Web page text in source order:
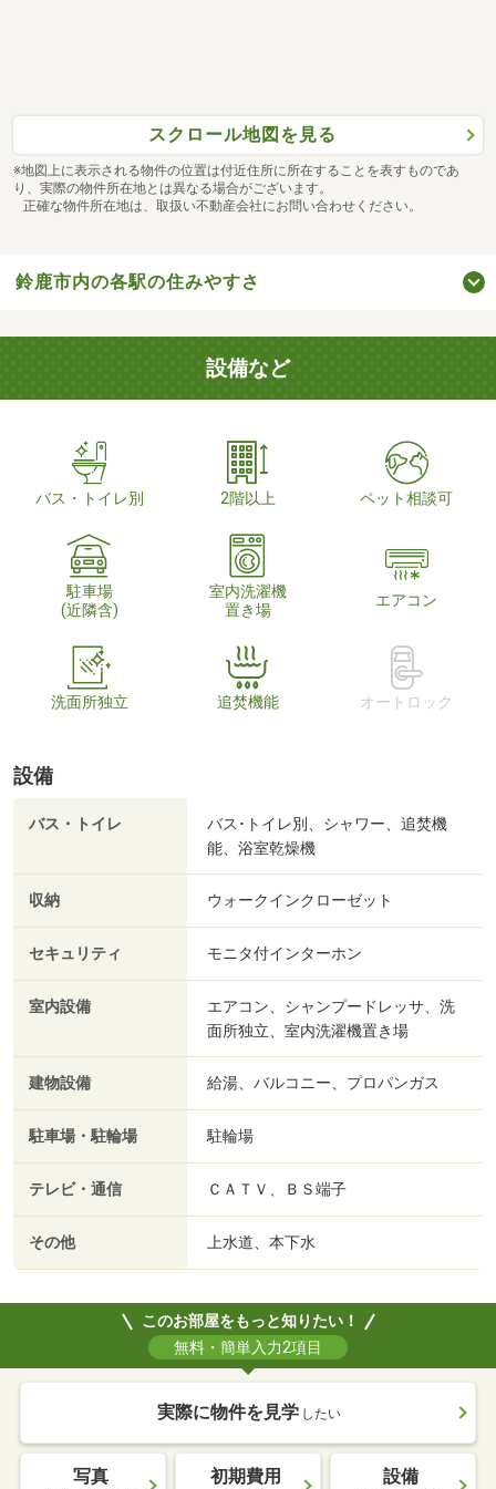
スクロール地図を見る
※地図上に表示される物件の位置は付近住所に所在することを表すものであ
り、実際の物件所在地とは異なる場合がございます。
正確な物件所在地は、取扱い不動産会社にお問い合わせください。
鈴鹿市内の各駅の住みやすさ
設備など
バス・トイレ別 2階以上 ペット相談可
駐車場
(近隣含)
室内洗濯機
置き場
エアコン
洗面所独立 追焚機能 オートロック
設備
バス・トイレ
バス･トイレ別、シャワー、追焚機
能、浴室乾燥機
収納 ウォークインクローゼット
セキュリティ モニタ付インターホン
室内設備
エアコン、シャンプードレッサ、洗
面所独立、室内洗濯機置き場
建物設備 給湯、バルコニー、プロパンガス
駐車場・駐輪場 駐輪場
テレビ・通信 ＣＡＴＶ、ＢＳ端子
その他 上水道、本下水
このお部屋をもっと知りたい！
無料・簡単入力2項目
実際に物件を見学 したい
写真 初期費用 設備